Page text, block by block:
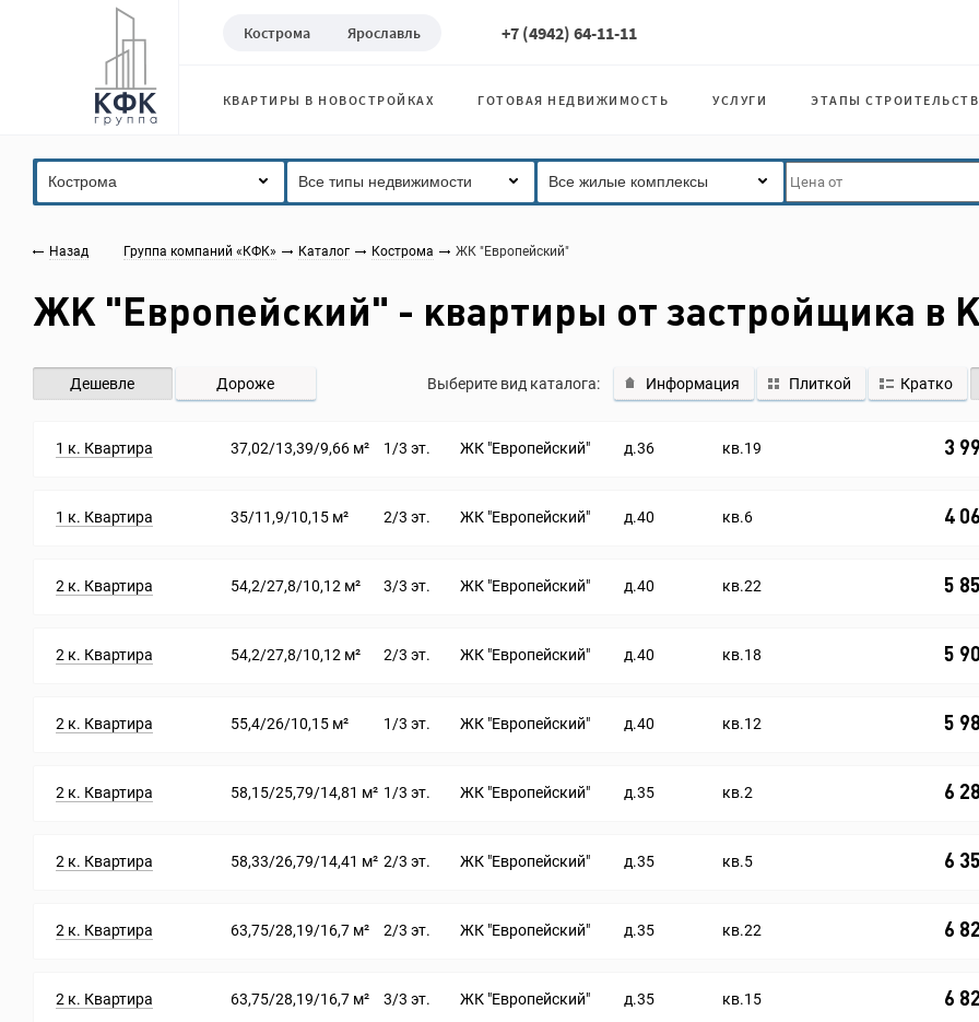
Кострома Ярославль +7 (4942) 64-11-11
КВАРТИРЫ В НОВОСТРОЙКАХ ГОТОВАЯ НЕДВИЖИМОСТЬ УСЛУГИ ЭТАПЫ
Кострома Все типы недвижимости Все жилые комплексы
Назад Группа компаний «КФК» Каталог Кострома ЖК "Европейский"
ЖК "Европейский" - квартиры от застройщика в
Дешевле Дороже Выберите вид каталога: Информация Плиткой Кратко
1 к. Квартира 37,02/13,39/9,66 м² 1/3 эт. ЖК "Европейский" д.36 кв.19 3
1 к. Квартира 35/11,9/10,15 м² 2/3 эт. ЖК "Европейский" д.40 кв.6 4
2 к. Квартира 54,2/27,8/10,12 м² 3/3 эт. ЖК "Европейский" д.40 кв.22 5
2 к. Квартира 54,2/27,8/10,12 м² 2/3 эт. ЖК "Европейский" д.40 кв.18 5
2 к. Квартира 55,4/26/10,15 м² 1/3 эт. ЖК "Европейский" д.40 кв.12 5
2 к. Квартира 58,15/25,79/14,81 м² 1/3 эт. ЖК "Европейский" д.35 кв.2 6
2 к. Квартира 58,33/26,79/14,41 м² 2/3 эт. ЖК "Европейский" д.35 кв.5 6
2 к. Квартира 63,75/28,19/16,7 м² 2/3 эт. ЖК "Европейский" д.35 кв.22 6
2 к. Квартира 63,75/28,19/16,7 м² 3/3 эт. ЖК "Европейский" д.35 кв.15 6